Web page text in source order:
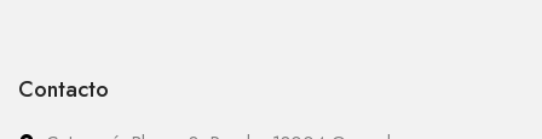
Contacto